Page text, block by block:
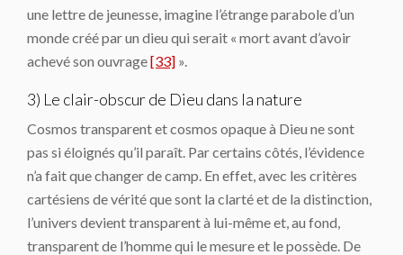
une lettre de jeunesse, imagine l’étrange parabole d’un
monde créé par un dieu qui serait « mort avant d’avoir
achevé son ouvrage[33] ».
3) Le clair-obscur de Dieu dans la nature
Cosmos transparent et cosmos opaque à Dieu ne sont
pas si éloignés qu’il paraît. Par certains côtés, l’évidence
n’a fait que changer de camp. En effet, avec les critères
cartésiens de vérité que sont la clarté et de la distinction,
l’univers devient transparent à lui-même et, au fond,
transparent de l’homme qui le mesure et le possède. De